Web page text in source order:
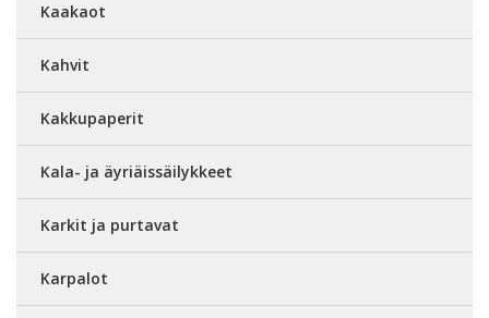
Kaakaot
Kahvit
Kakkupaperit
Kala- ja äyriäissäilykkeet
Karkit ja purtavat
Karpalot